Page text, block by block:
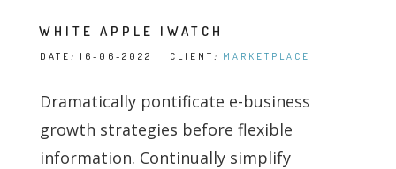
WHITE APPLE IWATCH
DATE : 16-06-2022 CLIENT : MARKETPLACE
Dramatically pontificate e-business
growth strategies before flexible
information. Continually simplify